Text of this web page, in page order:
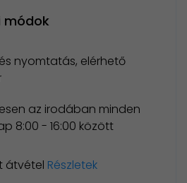
módok
nyomtatás, elérhető
az irodában minden
8:00 - 16:00 között
átvétel Részletek